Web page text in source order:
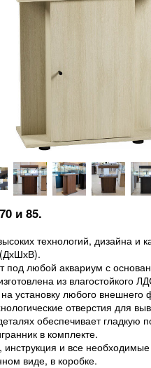
70 и 85.
технологий, дизайна и
под любой аквариум с
из влагостойкого
установку любого внешнего
отверстия для
обеспечивает гладкую
в комплекте.
и все
виде, в коробке.